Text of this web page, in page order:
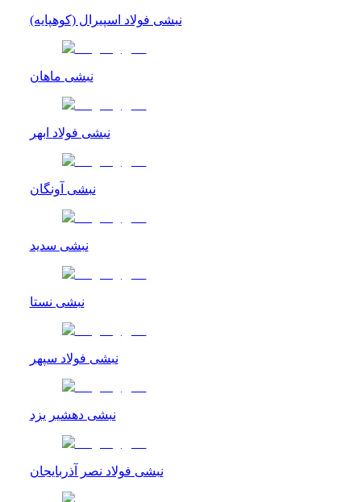
نبشی فولاد اسپیرال (کوهپایه)
نبشی ماهان
نبشی فولاد ابهر
نبشی آونگان
نبشی سدید
نبشی نستا
نبشی فولاد سپهر
نبشی دهشیر یزد
نبشی فولاد نصر آذربایجان